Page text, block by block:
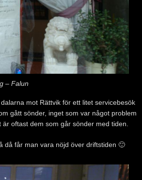
– Falun
mot Rättvik för ett litet servicebesök
gått sönder, inget som var något problem
oftast dem som går sönder med tiden.
då får man vara nöjd över driftstiden 🙂